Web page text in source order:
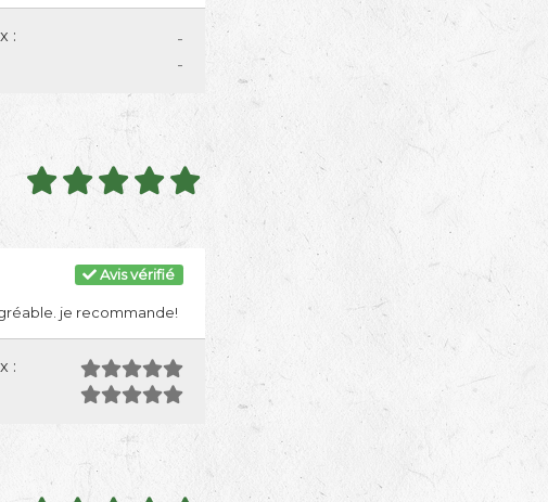
-
:
-
Avis vérifié
je recommande!
: